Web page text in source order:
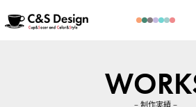
– 制作実績 –